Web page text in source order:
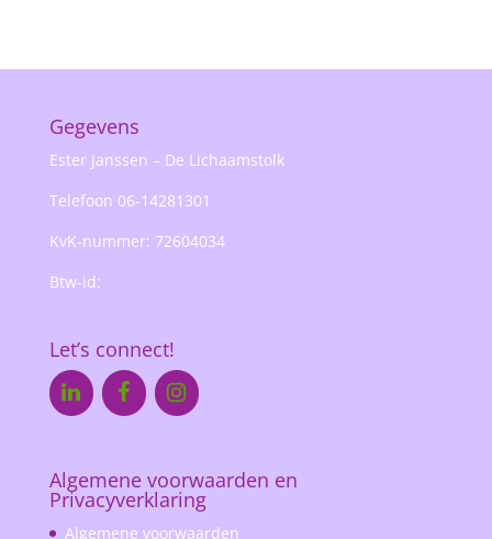
Gegevens
Ester Janssen – De Lichaamstolk
Telefoon 06-14281301
KvK-nummer: 72604034
Btw-id:
Let’s connect!
Algemene voorwaarden en
Privacyverklaring
Algemene voorwaarden